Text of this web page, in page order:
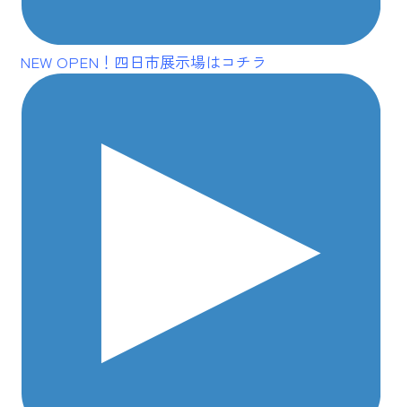
NEW OPEN！四日市展示場はコチラ